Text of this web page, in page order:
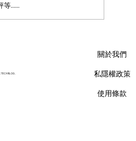
Database Savings Plans 省下
等......
BLOG .
關於我們
私隱權政策
使用條款